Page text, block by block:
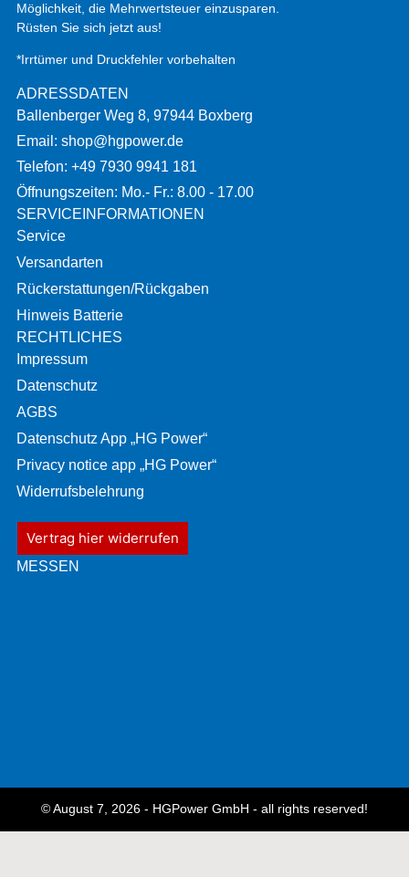
Möglichkeit, die Mehrwertsteuer einzusparen.
Rüsten Sie sich jetzt aus!
*Irrtümer und Druckfehler vorbehalten
ADRESSDATEN
Ballenberger Weg 8, 97944 Boxberg
Email: shop@hgpower.de
Telefon: +49 7930 9941 181
Öffnungszeiten: Mo.- Fr.: 8.00 - 17.00
SERVICEINFORMATIONEN
Service
Versandarten
Rückerstattungen/Rückgaben
Hinweis Batterie
RECHTLICHES
Impressum
Datenschutz
AGBS
Datenschutz App „HG Power“
Privacy notice app „HG Power“
Widerrufsbelehrung
Vertrag hier widerrufen
MESSEN
© August 7, 2026 - HGPower GmbH - all rights reserved!